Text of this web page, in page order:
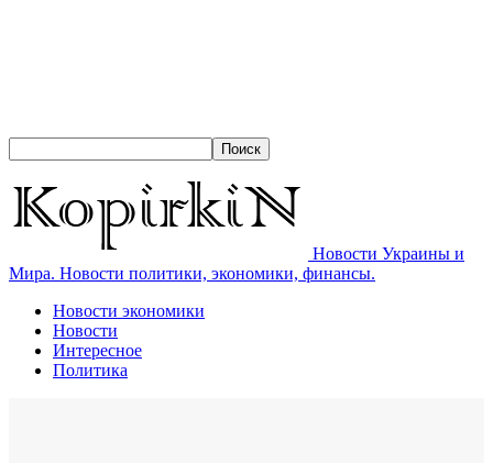
Новости Украины и
Мира. Новости политики, экономики, финансы.
Новости экономики
Новости
Интересное
Политика